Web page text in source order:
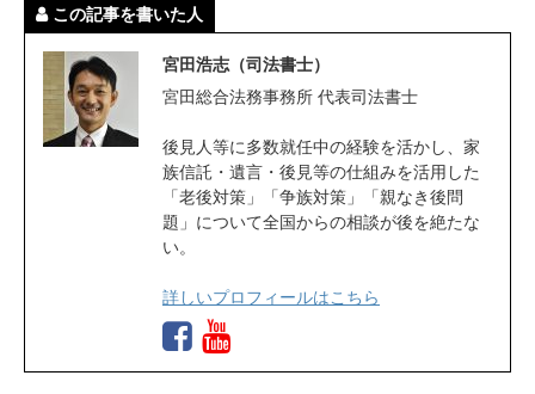
この記事を書いた人
宮田浩志（司法書士）
宮田総合法務事務所 代表司法書士
後見人等に多数就任中の経験を活かし、家
族信託・遺言・後見等の仕組みを活用した
「老後対策」「争族対策」「親なき後問
題」について全国からの相談が後を絶たな
い。
詳しいプロフィールはこちら